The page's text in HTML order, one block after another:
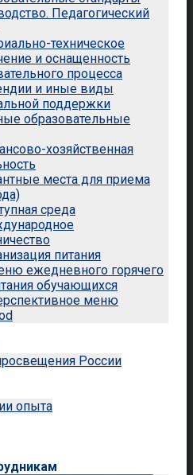
Педагогический
техническое
и оснащенность
процесса
и иные виды
поддержки
образовательные
хозяйственная
места для приема
среда
питания
ежедневного горячего
обучающихся
меню
России
опыта